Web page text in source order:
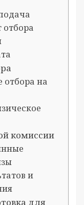
отбора
отбора на
комиссии
и
для